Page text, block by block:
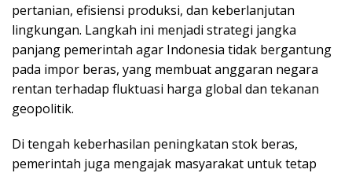
pertanian, efisiensi produksi, dan keberlanjutan
lingkungan. Langkah ini menjadi strategi jangka
panjang pemerintah agar Indonesia tidak bergantung
pada impor beras, yang membuat anggaran negara
rentan terhadap fluktuasi harga global dan tekanan
geopolitik.
Di tengah keberhasilan peningkatan stok beras,
pemerintah juga mengajak masyarakat untuk tetap